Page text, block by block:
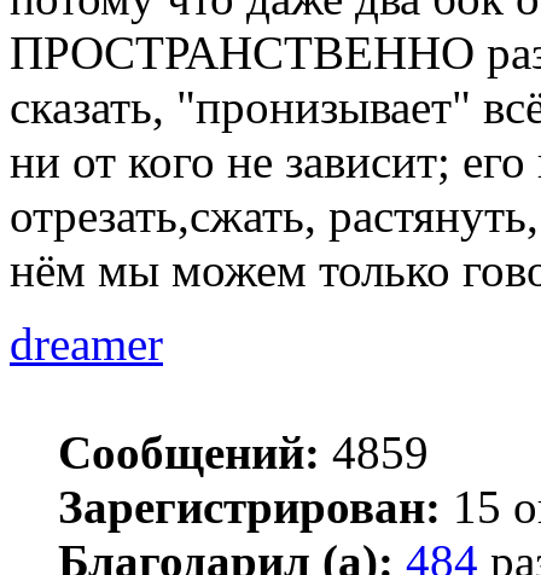
ПРОСТРАНСТВЕННО
сказать, "пронизывает"
ни от кого не зависит; его
отрезать,сжать,
нём мы можем только
dreamer
Сообщений: 4859
Зарегистрирован: 15
Благодарил (а): 484